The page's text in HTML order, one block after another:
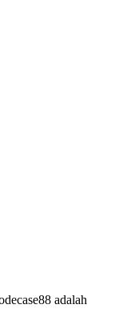
adalah